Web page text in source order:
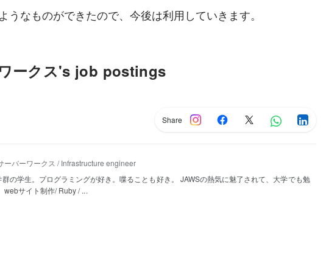
うなものができたので、今後は利用していきます。
ークス's job postings
Share
ーバーワークス / Infrastructure engineer
の学生。プログラミングが好き。喋ることも好き。 JAWSの熱気に魅了されて、大学でも勉
webサイト制作/ Ruby / ...